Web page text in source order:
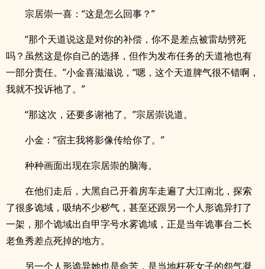
宗居崇一喜：“这是怎么回事？”
“那个天道说这是对你的补偿，你不是差点被雷劫劈死
吗？虽然这是你自己的选择，但作为发布任务的天道祂也有
一部分责任。”小金喜滋滋说，“嗯，这个天道脾气很不错啊，
我就不投诉祂了。”
“那这次，还要多谢祂了。”宗居崇说道。
小金：“宿主我将影像传给你了。”
种种画面出现在宗居崇的脑海。
在他们走后，大黑自己开着房车走遍了大江南北，探索
了很多诡域，吸纳不少秽气，甚至还跟另一个人形诡异打了
一架，那个诡域出自甲字号水雾诡域，正是当年诡事台二长
老鱼秀差点死掉的地方。
另一个人形诡异她也是命苦，是当地枉死女子的怨气凝